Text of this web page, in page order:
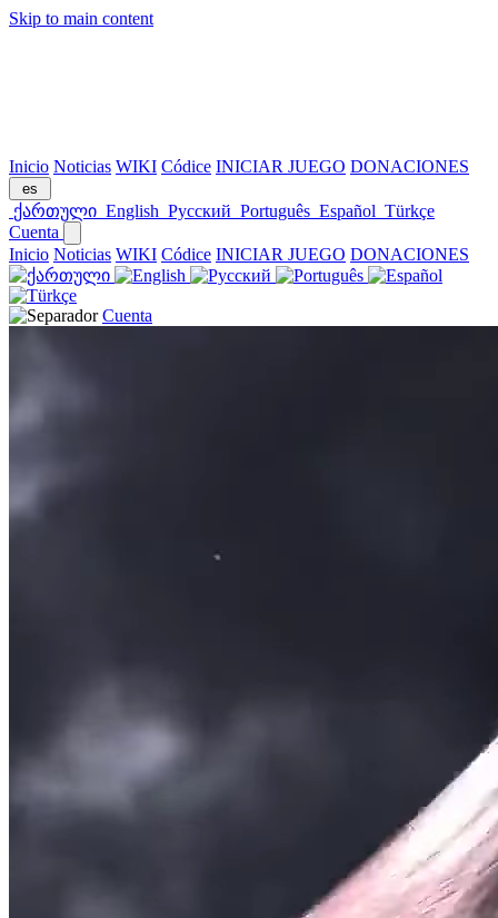
Skip to main content
Inicio Noticias WIKI Códice INICIAR JUEGO DONACIONES
es
ქართული English Русский Português Español Türkçe
Cuenta
Inicio Noticias WIKI Códice INICIAR JUEGO DONACIONES
Cuenta